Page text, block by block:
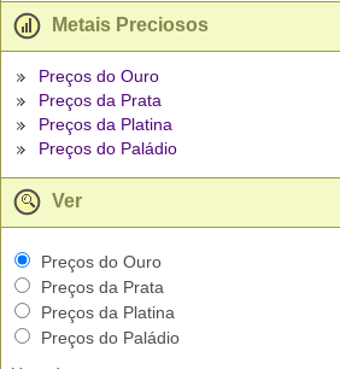
Metais Preciosos
Preços do Ouro
Preços da Prata
Preços da Platina
Preços do Paládio
Ver
Preços do Ouro
Preços da Prata
Preços da Platina
Preços do Paládio